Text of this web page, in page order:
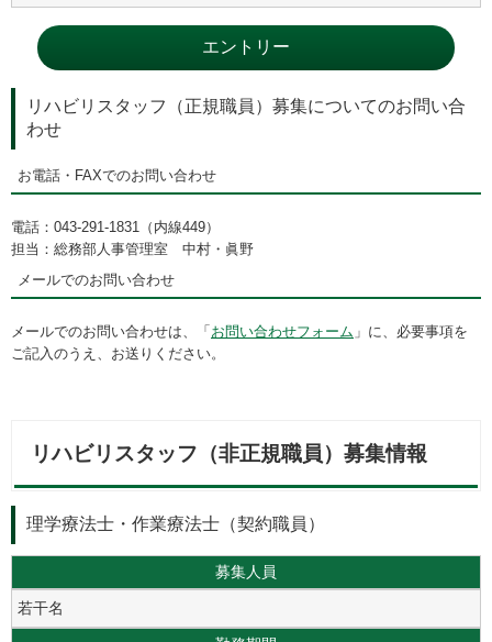
エントリー
リハビリスタッフ（正規職員）募集についてのお問い合
わせ
お電話・FAXでのお問い合わせ
電話：043-291-1831（内線449）
担当：総務部人事管理室 中村・眞野
メールでのお問い合わせ
メールでのお問い合わせは、「 お問い合わせフォーム 」に、必要事項を
ご記入のうえ、お送りください。
リハビリスタッフ（非正規職員）募集情報
理学療法士・作業療法士（契約職員）
募集人員
若干名